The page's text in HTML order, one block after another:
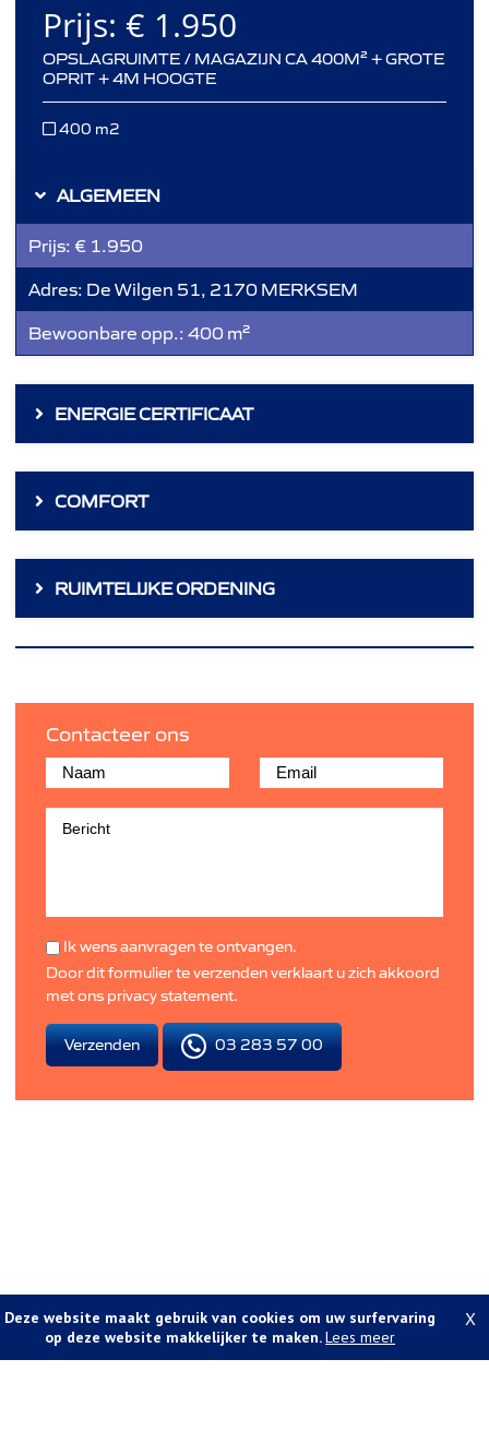
Deze website maakt gebruik van cookies om uw surfervaring
op deze website makkelijker te maken.Lees meer
X
Prijs: € 1.950
OPSLAGRUIMTE / MAGAZIJN CA 400M² + GROTE
OPRIT + 4M HOOGTE
400 m2
Contacteer ons
Ik wens aanvragen te ontvangen.
Door dit formulier te verzenden verklaart u zich akkoord
met ons privacy statement.
Verzenden 03 283 57 00
ALGEMEEN
Prijs: € 1.950
Adres: De Wilgen 51, 2170 MERKSEM
Bewoonbare opp.: 400 m²
ENERGIE CERTIFICAAT
COMFORT
RUIMTELIJKE ORDENING